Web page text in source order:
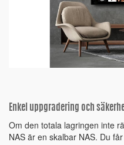
Enkel uppgradering och
Om den totala lagringen inte
NAS är en skalbar NAS. Du